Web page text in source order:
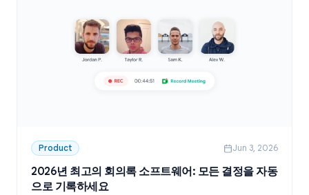
Product Jun 3, 2026
2026년 최고의 회의록 소프트웨어: 모든 결정을 자동
으로 기록하세요